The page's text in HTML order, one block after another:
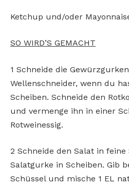
Ketchup und/oder
SO WIRD’S GEMACHT
1 Schneide die
Wellenschneider, wenn du
Scheiben. Schneide den
und vermenge ihn in einer
Rotweinessig.
2 Schneide den Salat in
Salatgurke in Scheiben. Gib
Schüssel und mische 1 EL